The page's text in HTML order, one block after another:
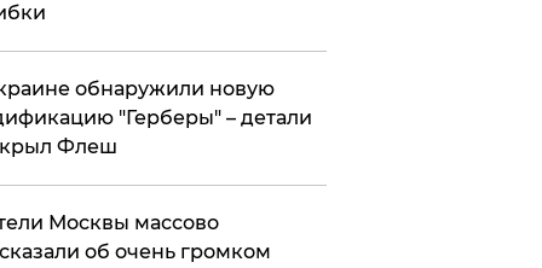
обнаружили новую
"Герберы" – детали
Флеш
Москвы массово
об очень громком